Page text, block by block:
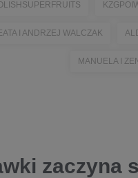
I ANDRZEJ WALCZAK
MANUELA I
zaczyna